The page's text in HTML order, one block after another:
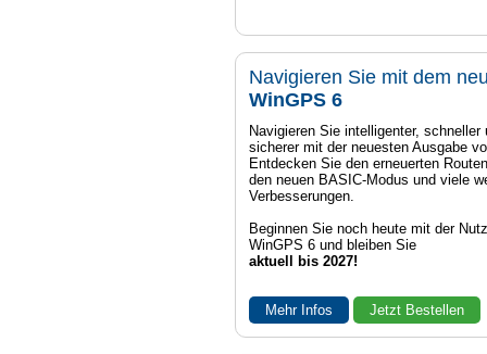
Navigieren Sie mit dem
WinGPS 6
Navigieren Sie intelligenter, schneller
sicherer mit der neuesten Ausgabe
Entdecken Sie den erneuerten
den neuen BASIC-Modus und viele
Verbesserungen.
Beginnen Sie noch heute mit der
WinGPS 6 und bleiben Sie
aktuell bis 2027!
Mehr Infos Jetzt Bestellen